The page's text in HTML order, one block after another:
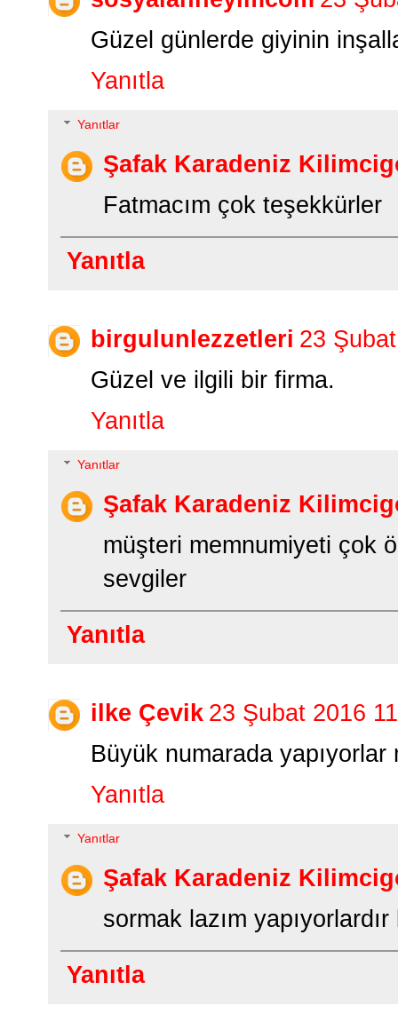
Güzel günlerde giyinin
Yanıtla
Yanıtlar
Şafak Karadeniz
Fatmacım çok teşekkürler
Yanıtla
birgulunlezzetleri 23
Güzel ve ilgili bir firma.
Yanıtla
Yanıtlar
Şafak Karadeniz
müşteri memnumiyeti çok
sevgiler
Yanıtla
ilke Çevik 23 Şubat 2016
Büyük numarada yapıyorlar
Yanıtla
Yanıtlar
Şafak Karadeniz
sormak lazım
Yanıtla